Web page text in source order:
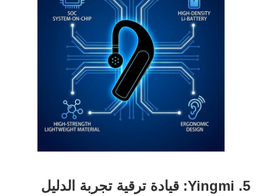
5. Yingmi: قيادة ترقية تجربة الدليل